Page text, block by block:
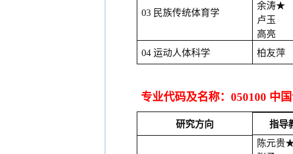
03 民族传统体育学
余涛★
卢玉
高亮
04 运动人体科学
柏友萍
专业代码及名称： 050100 中
研究方向 指导
陈元贵